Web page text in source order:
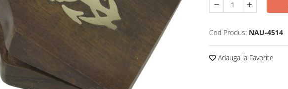
Cod Produs: NAU-4514
Adauga la Favorite